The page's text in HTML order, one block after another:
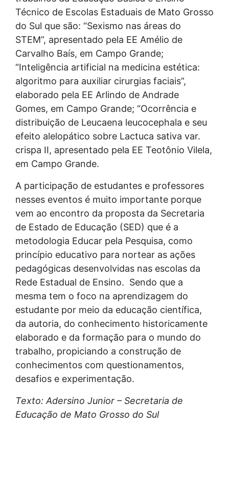
Técnico de Escolas Estaduais de Mato Grosso
do Sul que são: “Sexismo nas áreas do
STEM”, apresentado pela EE Amélio de
Carvalho Baís, em Campo Grande;
“Inteligência artificial na medicina estética:
algoritmo para auxiliar cirurgias faciais”,
elaborado pela EE Arlindo de Andrade
Gomes, em Campo Grande; “Ocorrência e
distribuição de Leucaena leucocephala e seu
efeito alelopático sobre Lactuca sativa var.
crispa II, apresentado pela EE Teotônio Vilela,
em Campo Grande.
A participação de estudantes e professores
nesses eventos é muito importante porque
vem ao encontro da proposta da Secretaria
de Estado de Educação (SED) que é a
metodologia Educar pela Pesquisa, como
princípio educativo para nortear as ações
pedagógicas desenvolvidas nas escolas da
Rede Estadual de Ensino. Sendo que a
mesma tem o foco na aprendizagem do
estudante por meio da educação científica,
da autoria, do conhecimento historicamente
elaborado e da formação para o mundo do
trabalho, propiciando a construção de
conhecimentos com questionamentos,
desafios e experimentação.
Texto: Adersino Junior – Secretaria de
Educação de Mato Grosso do Sul